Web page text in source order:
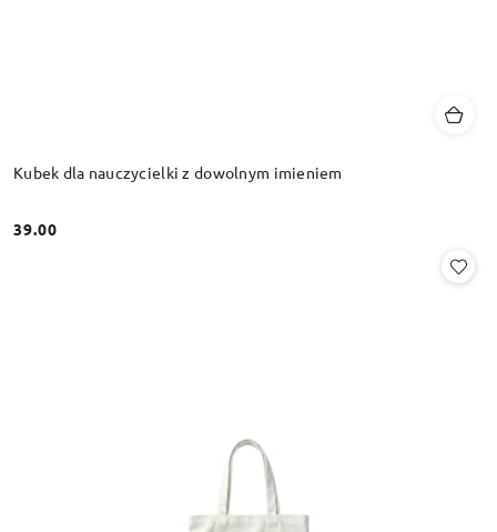
Kubek dla nauczycielki z dowolnym imieniem
Cena:
39.00